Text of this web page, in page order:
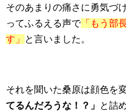
そのあまりの痛さに勇気づ
ってふるえる声で 「もう部
す」
と言いました。
それを聞いた桑原は顔色を
てるんだろうな！？」 と詰